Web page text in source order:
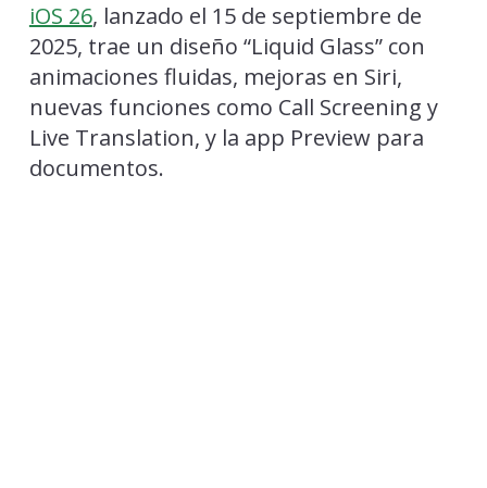
iOS 26, lanzado el 15 de septiembre de
2025, trae un diseño “Liquid Glass” con
animaciones fluidas, mejoras en Siri,
nuevas funciones como Call Screening y
Live Translation, y la app Preview para
documentos.